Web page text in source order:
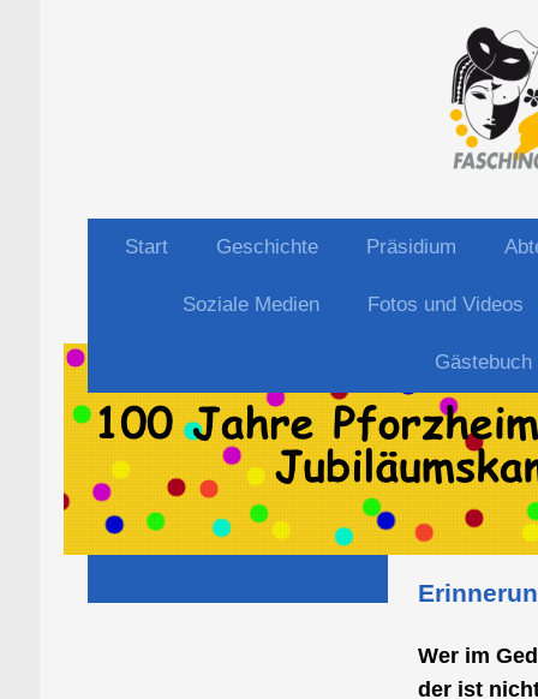
Start Geschichte Präsidium
Soziale Medien Fotos und Videos
Gästebuch
Wer im
der ist